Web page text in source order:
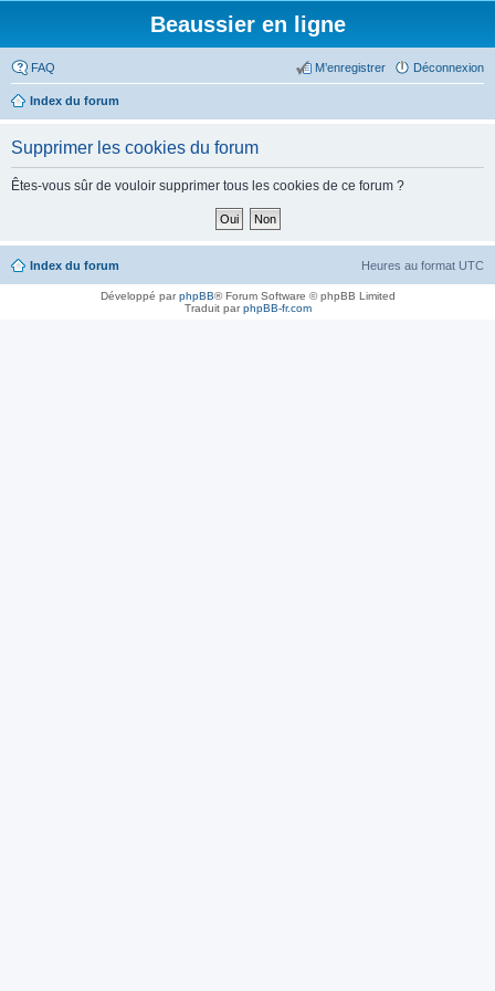
Beaussier en ligne
FAQ Déconnexion
M’enregistrer
Index du forum
Supprimer les cookies du forum
Êtes-vous sûr de vouloir supprimer tous les cookies de ce forum ?
Index du forum Heures au format UTC
Développé parphpBB® Forum Software © phpBB Limited
Traduit parphpBB-fr.com